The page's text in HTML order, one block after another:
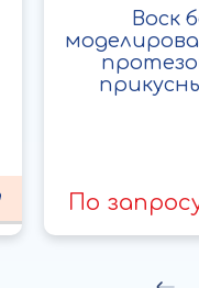
Воск
По